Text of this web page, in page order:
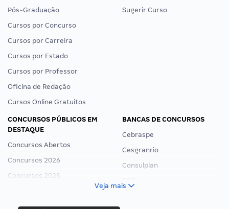
Pós-Graduação
Cursos por Concurso
Cursos por Carreira
Cursos por Estado
Cursos por Professor
Oficina de Redação
Cursos Online Gratuitos
Sugerir Curso
CONCURSOS PÚBLICOS EM
DESTAQUE
Concursos Abertos
Concursos 2026
Concursos 2025
Concurso Ibama
BANCAS DE CONCURSOS
Cebraspe
Cesgranrio
Consulplan
Veja mais